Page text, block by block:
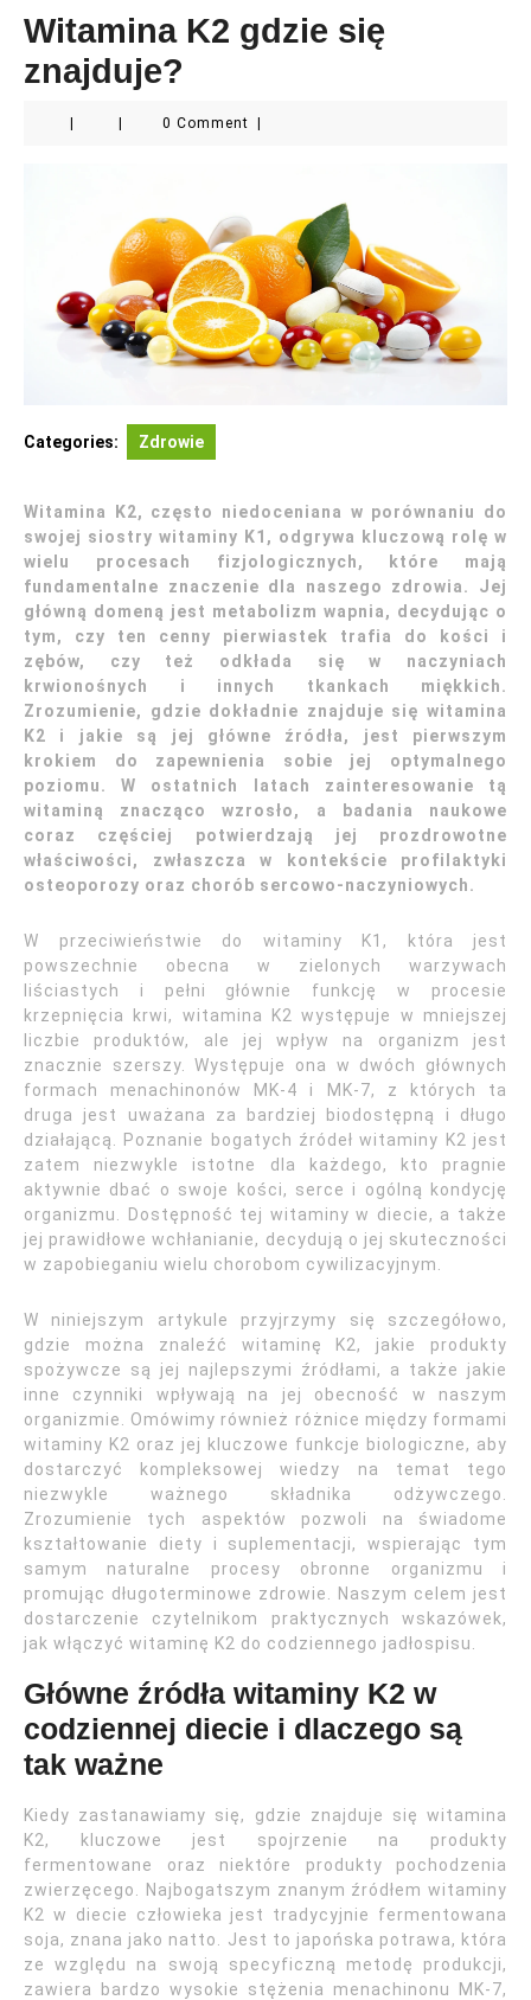
Witamina K2 gdzie się
znajduje?
0 Comment
Categories: Zdrowie
Witamina K2, często niedoceniana w porównaniu do
swojej siostry witaminy K1, odgrywa kluczową rolę w
wielu procesach fizjologicznych, które mają
fundamentalne znaczenie dla naszego zdrowia. Jej
główną domeną jest metabolizm wapnia, decydując o
tym, czy ten cenny pierwiastek trafia do kości i
zębów, czy też odkłada się w naczyniach
krwionośnych i innych tkankach miękkich.
Zrozumienie, gdzie dokładnie znajduje się witamina
K2 i jakie są jej główne źródła, jest pierwszym
krokiem do zapewnienia sobie jej optymalnego
poziomu. W ostatnich latach zainteresowanie tą
witaminą znacząco wzrosło, a badania naukowe
coraz częściej potwierdzają jej prozdrowotne
właściwości, zwłaszcza w kontekście profilaktyki
osteoporozy oraz chorób sercowo-naczyniowych.
W przeciwieństwie do witaminy K1, która jest
powszechnie obecna w zielonych warzywach
liściastych i pełni głównie funkcję w procesie
krzepnięcia krwi, witamina K2 występuje w mniejszej
liczbie produktów, ale jej wpływ na organizm jest
znacznie szerszy. Występuje ona w dwóch głównych
formach menachinonów MK-4 i MK-7, z których ta
druga jest uważana za bardziej biodostępną i długo
działającą. Poznanie bogatych źródeł witaminy K2 jest
zatem niezwykle istotne dla każdego, kto pragnie
aktywnie dbać o swoje kości, serce i ogólną kondycję
organizmu. Dostępność tej witaminy w diecie, a także
jej prawidłowe wchłanianie, decydują o jej skuteczności
w zapobieganiu wielu chorobom cywilizacyjnym.
W niniejszym artykule przyjrzymy się szczegółowo,
gdzie można znaleźć witaminę K2, jakie produkty
spożywcze są jej najlepszymi źródłami, a także jakie
inne czynniki wpływają na jej obecność w naszym
organizmie. Omówimy również różnice między formami
witaminy K2 oraz jej kluczowe funkcje biologiczne, aby
dostarczyć kompleksowej wiedzy na temat tego
niezwykle ważnego składnika odżywczego.
Zrozumienie tych aspektów pozwoli na świadome
kształtowanie diety i suplementacji, wspierając tym
samym naturalne procesy obronne organizmu i
promując długoterminowe zdrowie. Naszym celem jest
dostarczenie czytelnikom praktycznych wskazówek,
jak włączyć witaminę K2 do codziennego jadłospisu.
Główne źródła witaminy K2 w
codziennej diecie i dlaczego są
tak ważne
Kiedy zastanawiamy się, gdzie znajduje się witamina
K2, kluczowe jest spojrzenie na produkty
fermentowane oraz niektóre produkty pochodzenia
zwierzęcego. Najbogatszym znanym źródłem witaminy
K2 w diecie człowieka jest tradycyjnie fermentowana
soja, znana jako natto. Jest to japońska potrawa, która
ze względu na swoją specyficzną metodę produkcji,
zawiera bardzo wysokie stężenia menachinonu MK-7,